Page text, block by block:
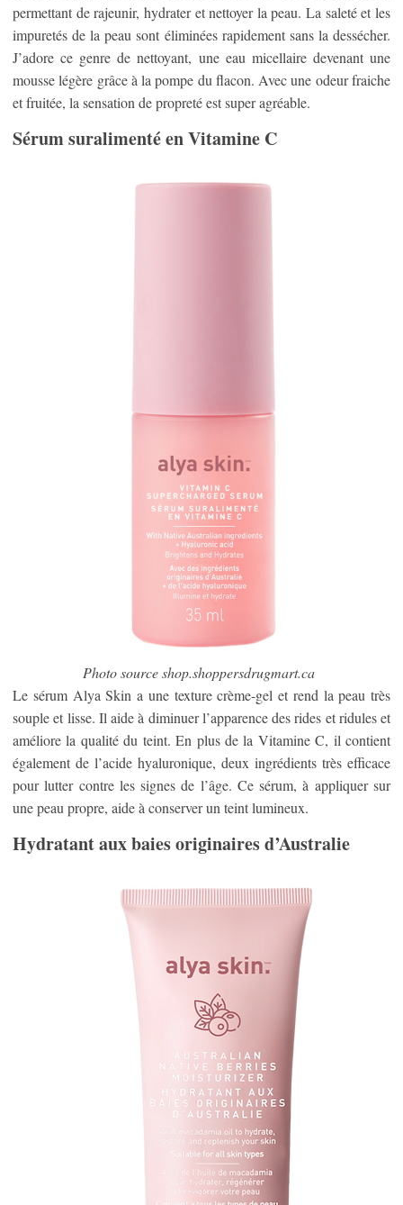
permettant de rajeunir, hydrater et nettoyer la peau. La saleté et les
impuretés de la peau sont éliminées rapidement sans la dessécher.
J’adore ce genre de nettoyant, une eau micellaire devenant une
mousse légère grâce à la pompe du flacon. Avec une odeur fraiche
et fruitée, la sensation de propreté est super agréable.
Sérum suralimenté en Vitamine C
Photo source shop.shoppersdrugmart.ca
Le sérum Alya Skin a une texture crème-gel et rend la peau très
souple et lisse. Il aide à diminuer l’apparence des rides et ridules et
améliore la qualité du teint. En plus de la Vitamine C, il contient
également de l’acide hyaluronique, deux ingrédients très efficace
pour lutter contre les signes de l’âge. Ce sérum, à appliquer sur
une peau propre, aide à conserver un teint lumineux.
Hydratant aux baies originaires d’Australie